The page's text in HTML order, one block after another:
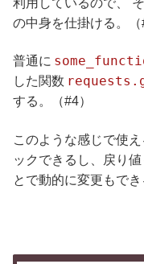
の中身を仕掛ける。（
普通に
した関数
する。（#4）
このような感じで使
ックできるし、戻り値
とで動的に変更もでき